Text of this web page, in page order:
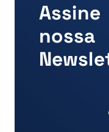
Assine
nossa